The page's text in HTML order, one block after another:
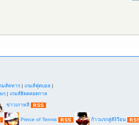
มส์หทาร| เกมส์ฟุตบอล|
ๆ | เกมส์ฮิตตลอดกาล
ข่าวเกาหลี
Prince of Tennis ก้าวแรกสู่สัง้วียน